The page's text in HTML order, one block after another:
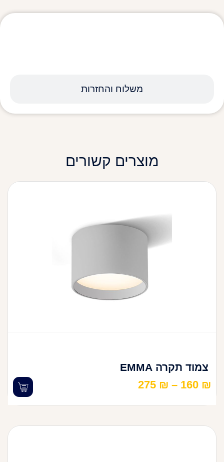
משלוח והחזרות
מוצרים קשורים
צמוד תקרה EMMA
160 ₪
–
275 ₪